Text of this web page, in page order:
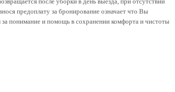
предоплату за бронирование означает что Вы
понимание и помощь в сохранении комфорта и чистоты